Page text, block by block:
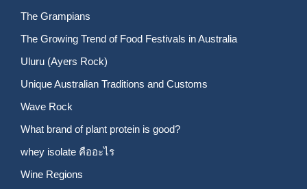
The Grampians
The Growing Trend of Food Festivals in Australia
Uluru (Ayers Rock)
Unique Australian Traditions and Customs
Wave Rock
What brand of plant protein is good?
whey isolate คืออะไร
Wine Regions